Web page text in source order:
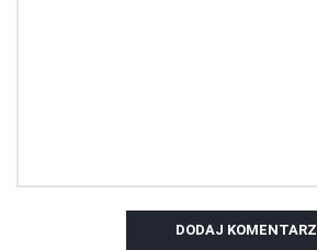
DODAJ KOMENTARZ